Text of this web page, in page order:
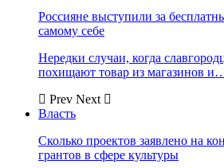
Россияне выступили за
самому себе
Нередки случаи, когда
похищают товар из магазинов
Prev Next
Власть
Сколько проектов заявлено на
грантов в сфере культуры